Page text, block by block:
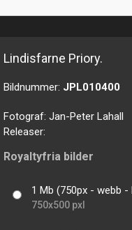
Lindisfarne Priory.
Bildnummer: JPL010400
Fotograf:Jan-Peter Lahall
Releaser:
Royaltyfria bilder
1 Mb (750px - webb -
750x500 pxl